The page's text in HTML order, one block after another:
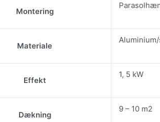
Montering
Materiale
Effekt
1, 5 kW
Dækning
9 – 10 m2